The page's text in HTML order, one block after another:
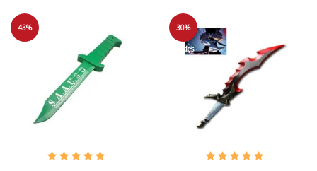
43% 30%
Soldes